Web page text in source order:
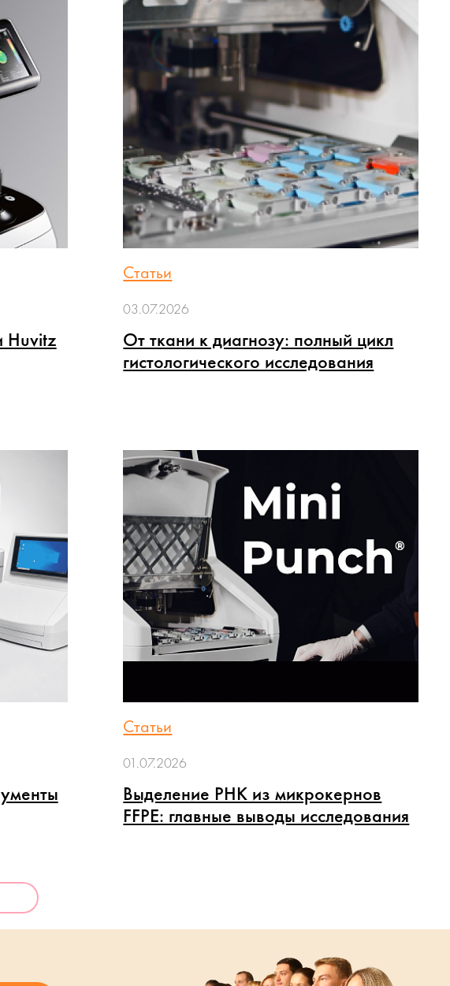
Huvitz
Статьи
03.07.2026
От ткани к диагнозу: полный цикл
гистологического исследования
Статьи
01.07.2026
Выделение РНК из микрокернов
FFPE: главные выводы исследования